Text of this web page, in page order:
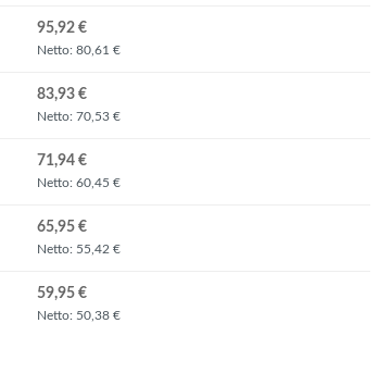
95,92 €
Netto: 80,61 €
83,93 €
Netto: 70,53 €
71,94 €
Netto: 60,45 €
65,95 €
Netto: 55,42 €
59,95 €
Netto: 50,38 €